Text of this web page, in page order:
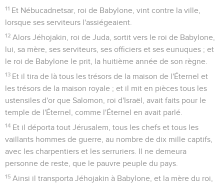
service.
Le capitaine des gardes emporta aussi les encensoirs et
les bassins, ce qui était d'or et ce qui était d'argent.
Pour ce qui est des deux colonnes, de la mer et des socles
que Salomon avait faits pour la maison de l'Éternel, on ne
pouvait peser l'airain de tous ces objets.
Chaque colonne avait dix-huit coudées de haut, et un
chapiteau d'airain par-dessus, dont la hauteur était de trois
coudées ; et sur le chapiteau, à l'entour, étaient un réseau et
des grenades, le tout d'airain. La seconde colonne était en
tout semblable, avec le réseau.
Et le capitaine des gardes prit Séraja, premier sacrificateur,
et Sophonie, second sacrificateur, et les trois gardes du seuil.
19 Et de la ville il prit un eunuque qui avait la charge des